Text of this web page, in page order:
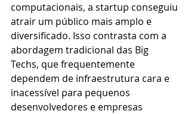
computacionais, a startup conseguiu
atrair um público mais amplo e
diversificado. Isso contrasta com a
abordagem tradicional das Big
Techs, que frequentemente
dependem de infraestrutura cara e
inacessível para pequenos
desenvolvedores e empresas